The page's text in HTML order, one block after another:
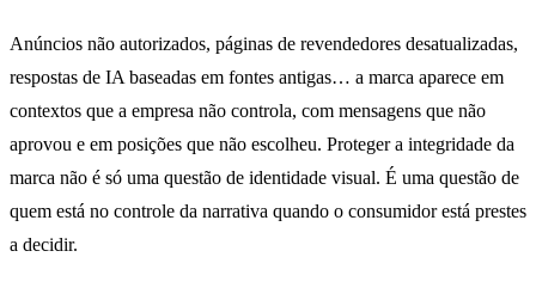
Anúncios não autorizados, páginas de revendedores desatualizadas,
respostas de IA baseadas em fontes antigas… a marca aparece em
contextos que a empresa não controla, com mensagens que não
aprovou e em posições que não escolheu. Proteger a integridade da
marca não é só uma questão de identidade visual. É uma questão de
quem está no controle da narrativa quando o consumidor está prestes
a decidir.